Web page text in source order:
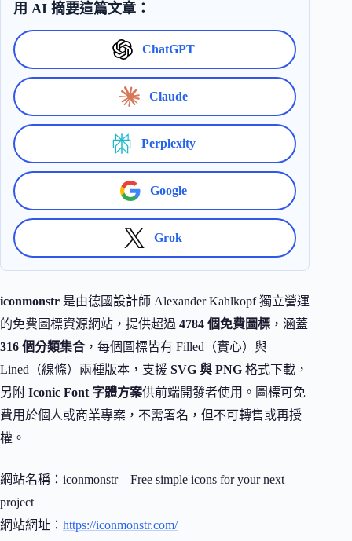
用 AI 摘要這篇文章：
ChatGPT
Claude
Perplexity
Google
Grok
iconmonstr 是由德國設計師 Alexander Kahlkopf 獨立營運
的免費圖標資源網站，提供超過 4784 個免費圖標 ，涵蓋
316 個分類集合 ，每個圖標皆有 Filled（實心）與
Lined（線條）兩種版本，支援 SVG 與 PNG 格式下載，
另附 Iconic Font 字體方案供前端開發者使用。圖標可免
費用於個人或商業專案，不需署名，但不可轉售或再授
權。
網站名稱：iconmonstr – Free simple icons for your next
project
網站網址： https://iconmonstr.com/